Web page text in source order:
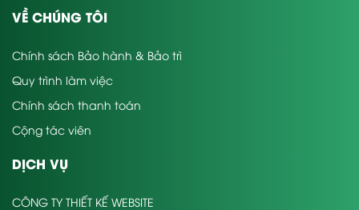
VỀ CHÚNG TÔI
Chính sách Bảo hành & Bảo trì
Quy trình làm việc
Chính sách thanh toán
Cộng tác viên
DỊCH VỤ
CÔNG TY THIẾT KẾ WEBSITE